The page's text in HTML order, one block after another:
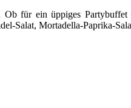
für ein üppiges
Salat, Mortadella-Paprika-